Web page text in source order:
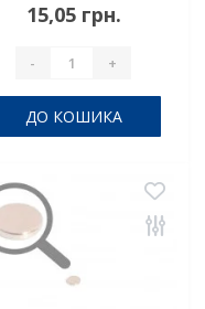
15,05 грн.
- +
ДО КОШИКА